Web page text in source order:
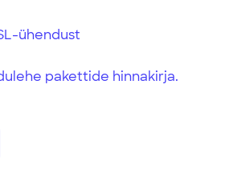
ühendust
pakettide hinnakirja.